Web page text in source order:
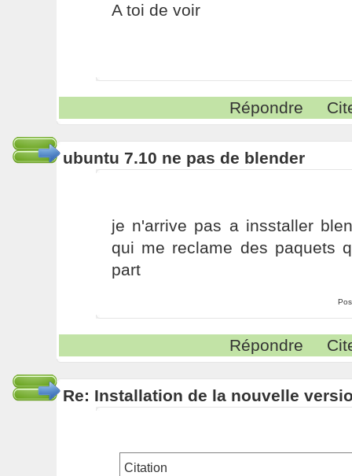
A toi de voir
Répondre
ubuntu 7.10 ne pas de blender
je n'arrive pas a insstaller
qui me reclame des paquets
part
Répondre
Re: Installation de la nouvelle
Citation